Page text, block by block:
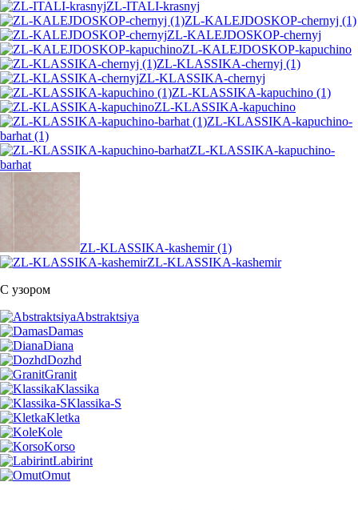
ZL-ITALI-krasnyj
ZL-KALEJDOSKOP-chernyj (1)
ZL-KALEJDOSKOP-chernyj
ZL-KALEJDOSKOP-kapuchino
ZL-KLASSIKA-chernyj (1)
ZL-KLASSIKA-chernyj
ZL-KLASSIKA-kapuchino (1)
ZL-KLASSIKA-kapuchino
ZL-KLASSIKA-kapuchino-
barhat (1)
ZL-KLASSIKA-kapuchino-
barhat
ZL-KLASSIKA-kashemir (1)
ZL-KLASSIKA-kashemir
С узором
Abstraktsiya
Damas
Diana
Dozhd
Granit
Klassika
Klassika-S
Kletka
Kole
Korso
Labirint
Omut